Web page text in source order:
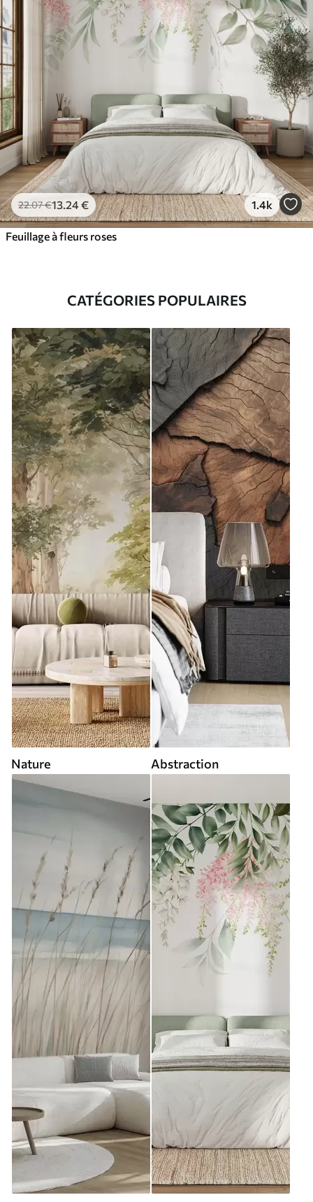
22.07€13 .24€ 1.4k
Feuillage à fleurs roses
CATÉGORIES POPULAIRES
Nature Abstraction